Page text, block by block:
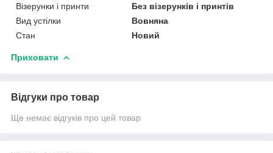
Візерунки і принти
Без візерунків і принтів
Вид устілки
Вовняна
Стан
Новий
Приховати
Відгуки про товар
Ще немає відгуків про цей товар